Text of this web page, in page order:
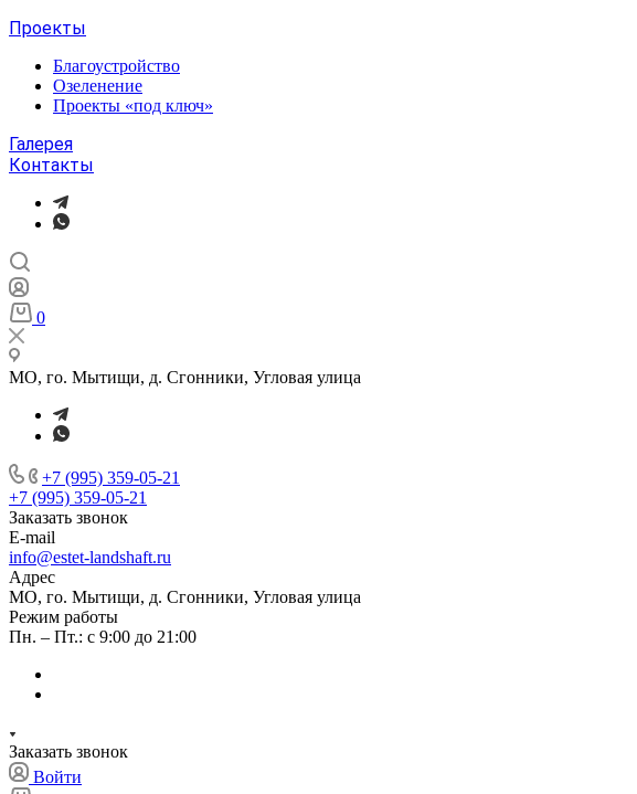
Проекты
Благоустройство
Озеленение
Проекты «под ключ»
Галерея
Контакты
0
МО, го. Мытищи, д. Сгонники, Угловая улица
+7 (995) 359-05-21
+7 (995) 359-05-21
Заказать звонок
E-mail
info@estet-landshaft.ru
Адрес
МО, го. Мытищи, д. Сгонники, Угловая улица
Режим работы
Пн. – Пт.: с 9:00 до 21:00
Заказать звонок
Войти